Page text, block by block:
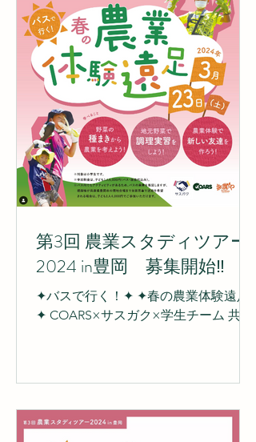
第3回 農業スタディツアー
2024 in豊岡 募集開始‼︎
✦バスで行く！✦ ✦春の農業体験遠足
✦ COARS×サスガク×学生チーム 共同